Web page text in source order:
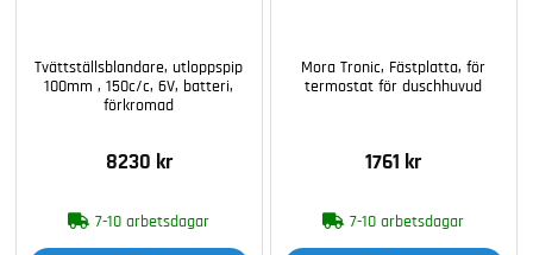
Tvättställsblandare, utloppspip
100mm , 150c/c, 6V, batteri,
förkromad
8230 kr
7-10 arbetsdagar
Mora Tronic, Fästplatta, för
termostat för duschhuvud
1761 kr
7-10 arbetsdagar